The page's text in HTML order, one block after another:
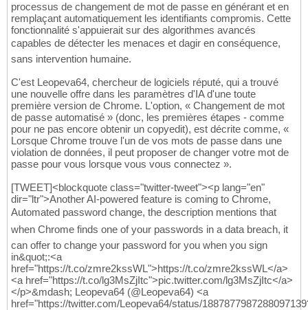
processus de changement de mot de passe en générant et en
remplaçant automatiquement les identifiants compromis. Cette
fonctionnalité s'appuierait sur des algorithmes avancés
capables de détecter les menaces et dagir en conséquence,
sans intervention humaine.
C'est Leopeva64, chercheur de logiciels réputé, qui a trouvé
une nouvelle offre dans les paramètres d'IA d'une toute
première version de Chrome. L'option, « Changement de mot
de passe automatisé » (donc, les premières étapes - comme
pour ne pas encore obtenir un copyedit), est décrite comme, «
Lorsque Chrome trouve l'un de vos mots de passe dans une
violation de données, il peut proposer de changer votre mot de
passe pour vous lorsque vous vous connectez ».
[TWEET]<blockquote class="twitter-tweet"><p lang="en"
dir="ltr">Another AI-powered feature is coming to Chrome,
Automated password change, the description mentions that
when Chrome finds one of your passwords in a data breach, it
can offer to change your password for you when you sign
in&quot;:<a
href="https://t.co/zmre2kssWL">https://t.co/zmre2kssWL</a>
<a href="https://t.co/lg3MsZjItc">pic.twitter.com/lg3MsZjItc</a>
</p>&mdash; Leopeva64 (@Leopeva64) <a
href="https://twitter.com/Leopeva64/status/